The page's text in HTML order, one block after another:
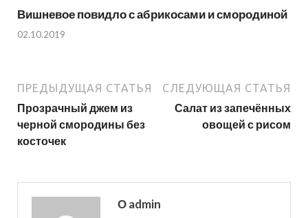
Вишневое повидло с абрикосами и смородиной
02.10.2019
ПРЕДЫДУЩАЯ СТАТЬЯ
Прозрачный джем из
черной смородины без
косточек
СЛЕДУЮЩАЯ СТАТЬЯ
Салат из запечённых
овощей с рисом
О admin